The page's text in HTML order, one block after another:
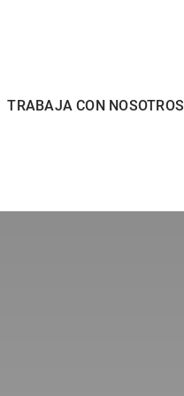
TRABAJA CON NOSOTROS